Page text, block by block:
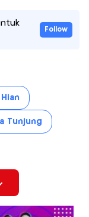
Follow
Tunjung